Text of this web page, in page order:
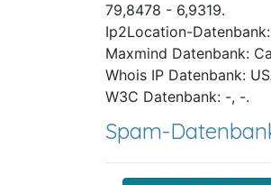
79,8478 - 6,9319.
Ip2Location-
Maxmind Datenbank:
Whois IP Datenbank:
W3C Datenbank: -, -.
Spam-